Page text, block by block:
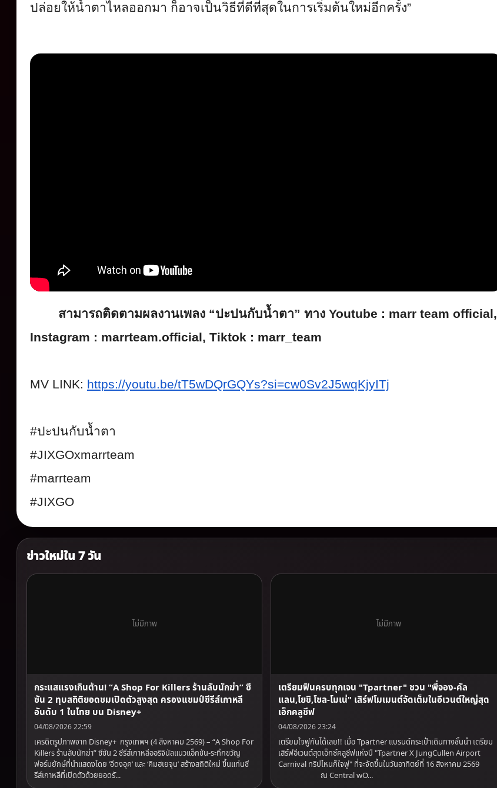
ปล่อยให้น้ำตาไหลออกมา ก็อาจเป็นวิธีที่ดีที่สุดในการเริ่มต้นใหม่อีกครั้ง”
สามารถติดตามผลงานเพลง “ปะปนกับน้ำตา” ทาง Youtube : marr team official,
Instagram : marrteam.official, Tiktok : marr_team
MV LINK: https://youtu.be/tT5wDQrGQYs?si=cw0Sv2J5wqKjyITj
#ปะปนกับน้ำตา
#JIXGOxmarrteam
#marrteam
#JIXGO
ข่าวใหม่ใน 7 วัน
ไม่มีภาพ
กระแสแรงเกินต้าน! “A Shop For Killers ร้านลับนักฆ่า” ซี
ซัน 2 ทุบสถิติยอดชมเปิดตัวสูงสุด ครองแชมป์ซีรีส์เกาหลี
อันดับ 1 ในไทย บน Disney+
04/08/2026 22:59
เครดิตรูปภาพจาก Disney+ กรุงเทพฯ (4 สิงหาคม 2569) – “A Shop For
Killers ร้านลับนักฆ่า” ซีซัน 2 ซีรีส์เกาหลีออริจินัลแนวแอ็กชัน-ระทึกขวัญ
ฟอร์มยักษ์ที่นำแสดงโดย ‘อีดงอุค’ และ ‘คิมฮเยจุน’ สร้างสถิติใหม่ ขึ้นแท่นซี
รีส์เกาหลีที่เปิดตัวด้วยยอดรั...
ไม่มีภาพ
เตรียมฟินครบทุกเจน "Tpartner" ชวน "พี่จอง-คัล
แลน,โยชิ,โซล-โมเน่" เสิร์ฟโมเมนต์จัดเต็มในอีเวนต์ใหญ่สุด
เอ็กคลูชีฟ
04/08/2026 23:24
เตรียมใจฟูกันได้เลย!! เมื่อ Tpartner แบรนด์กระเป๋าเดินทางชั้นนำ เตรียม
เสิร์ฟอีเวนต์สุดเอ็กซ์คลูซีฟแห่งปี "Tpartner X JungCullen Airport
Carnival ทริปไหนก็ใจฟู" ที่จะจัดขึ้นในวันอาทิตย์ที่ 16 สิงหาคม 2569
ณ Central wO...